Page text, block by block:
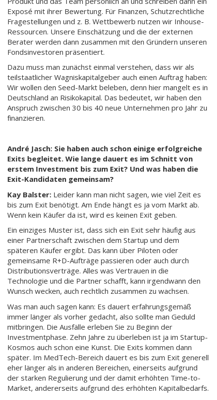
Exposé mit ihrer Bewertung. Für Finanzen, Schutzrechtliche
Fragestellungen und z. B. Wettbewerb nutzen wir Inhouse-
Ressourcen. Unsere Einschätzung und die der externen
Berater werden dann zusammen mit den Gründern unseren
Fondsinvestoren präsentiert.
Dazu muss man zunächst einmal verstehen, dass wir als
teilstaatlicher Wagniskapitalgeber auch einen Auftrag haben:
Wir wollen den Seed-Markt beleben, denn hier mangelt es in
Deutschland an Risikokapital. Das bedeutet, wir haben den
Anspruch zwischen 30 bis 40 neue Unternehmen pro Jahr zu
finanzieren.
André Jasch: Sie haben auch schon einige erfolgreiche
Exits begleitet. Wie lange dauert es im Schnitt von
erstem Investment bis zum Exit? Und was haben die
Exit-Kandidaten gemeinsam?
Kay Balster: Leider kann man nicht sagen, wie viel Zeit es
bis zum Exit benötigt. Am Ende hängt es ja vom Markt ab.
Wenn kein Käufer da ist, wird es keinen Exit geben.
Ein einziges Muster ist, dass sich ein Exit sehr häufig aus
einer Partnerschaft zwischen dem Startup und dem
späteren Käufer ergibt. Das kann über Piloten oder
gemeinsame R+D-Aufträge passieren oder auch durch
Distributionsverträge. Alles was Vertrauen in die
Technologie und die Partner schafft, kann irgendwann den
Wunsch wecken, auch rechtlich zusammen zu wachsen.
Was man auch sagen kann: Es dauert erfahrungsgemäß
immer länger als vorher gedacht, also sollte man Geduld
mitbringen. Die Ausfälle erleben Sie zu Beginn der
Investmentphase. Zehn Jahre zu überleben ist ja im Startup-
Kosmos auch schon eine Kunst. Die Exits kommen dann
später. Im MedTech-Bereich dauert es bis zum Exit generell
eher länger als in anderen Bereichen, einerseits aufgrund
der starken Regulierung und der damit erhöhten Time-to-
Market, andererseits aufgrund des erhöhten Kapitalbedarfs.